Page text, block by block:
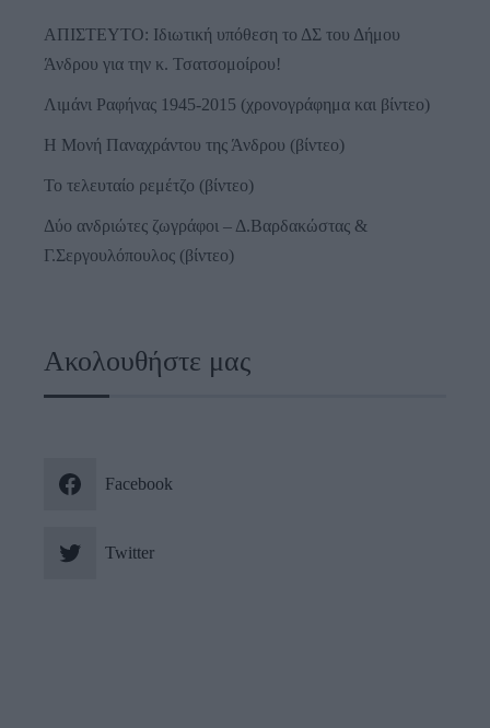
ΑΠΙΣΤΕΥΤΟ: Ιδιωτική υπόθεση το ΔΣ του Δήμου
Άνδρου για την κ. Τσατσομοίρου!
Λιμάνι Ραφήνας 1945-2015 (χρονογράφημα και βίντεο)
Η Μονή Παναχράντου της Άνδρου (βίντεο)
Το τελευταίο ρεμέτζο (βίντεο)
Δύο ανδριώτες ζωγράφοι – Δ.Βαρδακώστας &
Γ.Σεργουλόπουλος (βίντεο)
Ακολουθήστε μας
Facebook
Twitter